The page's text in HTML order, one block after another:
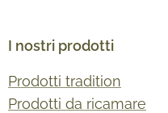
I nostri prodotti
Prodotti tradition
Prodotti da ricamare